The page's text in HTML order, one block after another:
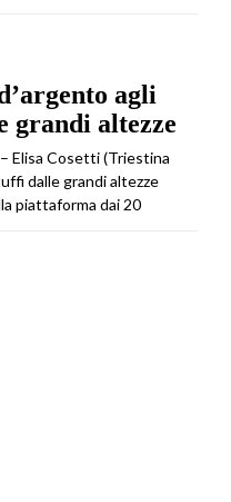
agli
grandi altezze
Elisa Cosetti (Triestina
dalle grandi altezze
piattaforma dai 20